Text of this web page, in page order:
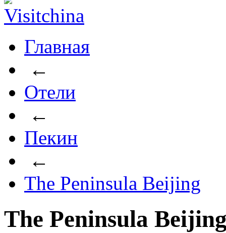
Главная
←
Отели
←
Пекин
←
The Peninsula Beijing
The Peninsula